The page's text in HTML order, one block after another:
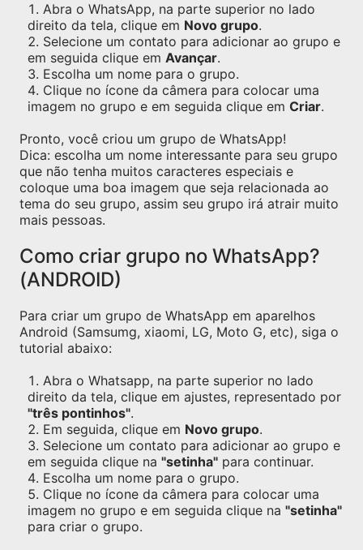
Abra o WhatsApp, na parte superior no lado
direito da tela, clique em Novo grupo.
Selecione um contato para adicionar ao grupo e
em seguida clique em Avançar.
Escolha um nome para o grupo.
Clique no ícone da câmera para colocar uma
imagem no grupo e em seguida clique em Criar.
Pronto, você criou um grupo de WhatsApp!
Dica: escolha um nome interessante para seu grupo
que não tenha muitos caracteres especiais e
coloque uma boa imagem que seja relacionada ao
tema do seu grupo, assim seu grupo irá atrair muito
mais pessoas.
Como criar grupo no WhatsApp?
(ANDROID)
Para criar um grupo de WhatsApp em aparelhos
Android (Samsumg, xiaomi, LG, Moto G, etc), siga o
tutorial abaixo:
Abra o Whatsapp, na parte superior no lado
direito da tela, clique em ajustes, representado por
"três pontinhos".
Em seguida, clique em Novo grupo.
Selecione um contato para adicionar ao grupo e
em seguida clique na "setinha" para continuar.
Escolha um nome para o grupo.
Clique no ícone da câmera para colocar uma
imagem no grupo e em seguida clique na "setinha"
para criar o grupo.